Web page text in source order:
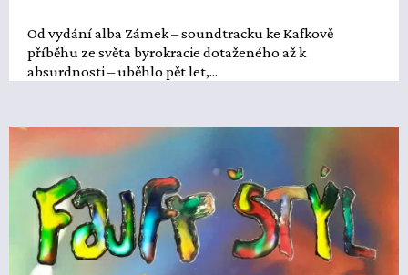
Od vydání alba Zámek – soundtracku ke Kafkově
příběhu ze světa byrokracie dotaženého až k
absurdnosti – uběhlo pět let,...